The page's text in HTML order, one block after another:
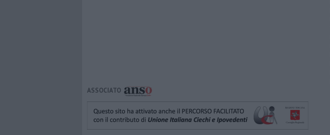
ASSOCIATO